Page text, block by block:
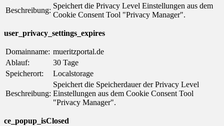
Beschreibung:
Speichert die Privacy Level Einstellungen aus dem
Cookie Consent Tool "Privacy Manager".
user_privacy_settings_expires
Domainname: mueritzportal.de
Ablauf:
30 Tage
Speicherort:
Localstorage
Beschreibung:
Speichert die Speicherdauer der Privacy Level
Einstellungen aus dem Cookie Consent Tool
"Privacy Manager".
ce_popup_isClosed